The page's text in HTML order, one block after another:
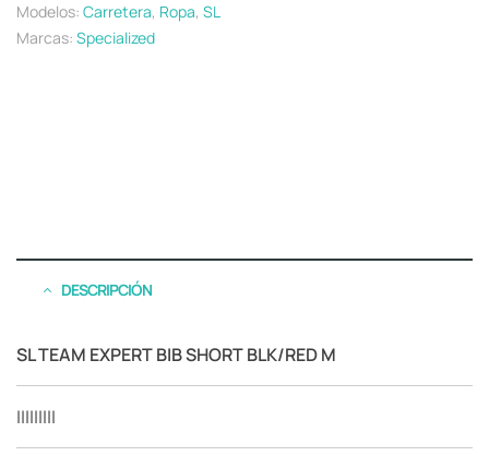
Modelos: Carretera, Ropa, SL
Marcas: Specialized
DESCRIPCIÓN
SL TEAM EXPERT BIB SHORT BLK/RED M
|||||||||